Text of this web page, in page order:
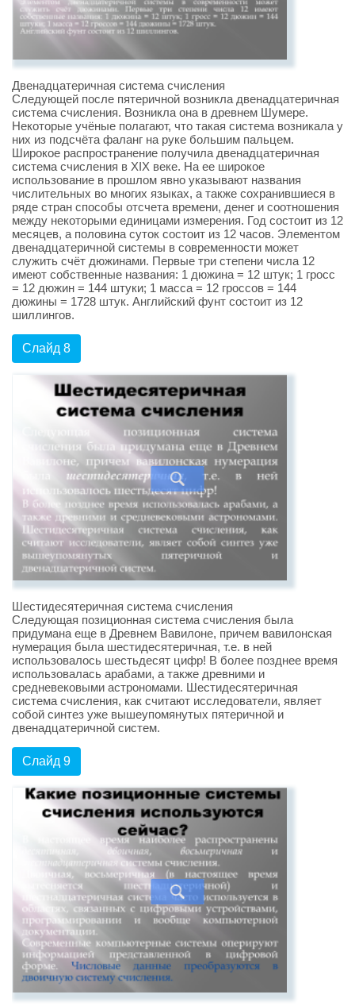
Двенадцатеричная система счисления
Следующей после пятеричной возникла двенадцатеричная
система счисления. Возникла она в древнем Шумере.
Некоторые учёные полагают, что такая система возникала у
них из подсчёта фаланг на руке большим пальцем.
Широкое распространение получила двенадцатеричная
система счисления в XIX веке. На ее широкое
использование в прошлом явно указывают названия
числительных во многих языках, а также сохранившиеся в
ряде стран способы отсчета времени, денег и соотношения
между некоторыми единицами измерения. Год состоит из 12
месяцев, а половина суток состоит из 12 часов. Элементом
двенадцатеричной системы в современности может
служить счёт дюжинами. Первые три степени числа 12
имеют собственные названия: 1 дюжина = 12 штук; 1 гросс
= 12 дюжин = 144 штуки; 1 масса = 12 гроссов = 144
дюжины = 1728 штук. Английский фунт состоит из 12
шиллингов.
Слайд 8
Шестидесятеричная система счисления
Следующая позиционная система счисления была
придумана еще в Древнем Вавилоне, причем вавилонская
нумерация была шестидесятеричная, т.е. в ней
использовалось шестьдесят цифр! В более позднее время
использовалась арабами, а также древними и
средневековыми астрономами. Шестидесятеричная
система счисления, как считают исследователи, являет
собой синтез уже вышеупомянутых пятеричной и
двенадцатеричной систем.
Слайд 9